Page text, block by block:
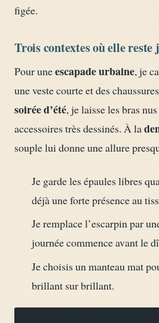
figée.
Trois contextes où elle reste
Pour uneescapade urbaine, je
une veste courte et des
soirée d’été, je laisse les bras
accessoires très dessinés. À la
souple lui donne une allure
Je garde les épaules libres
déjà une forte présence au
Je remplace l’escarpin par
journée commence avant le
Je choisis un manteau mat
brillant sur brillant.